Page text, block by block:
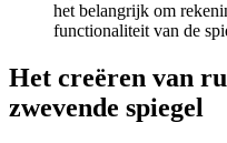
het belangrijk om
functionaliteit van de
Het creëren van
zwevende spiegel